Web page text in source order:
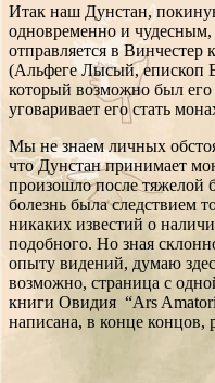
Итак наш Дунстан,
одновременно и чудесным,
отправляется в
(Альфеге Лысый, епископ
который возможно был
уговаривает его стать
Мы не знаем личных
что Дунстан принимает
произошло после тяжелой
болезнь была следствием
никаких известий о
подобного. Но зная
опыту видений, думаю
возможно, страница с
книги Овидия “Ars
написана, в конце концов,